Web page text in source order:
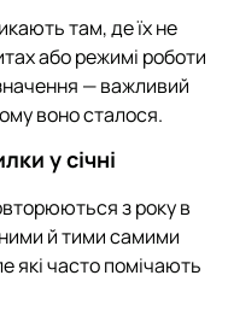
там, де їх не
або режимі роботи
— важливий
воно сталося.
у січні
з року в
й тими самими
які часто помічають